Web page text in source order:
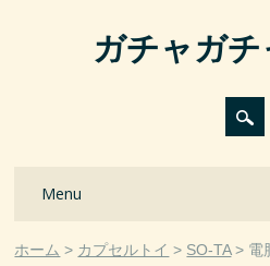
ガチャガチ
Main menu
Menu
ホーム カプセルトイ SO-TA
電